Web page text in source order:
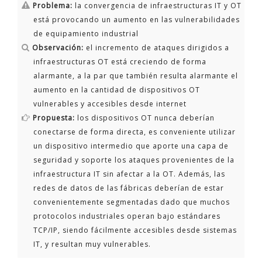
Problema: la convergencia de infraestructuras IT y OT
está provocando un aumento en las vulnerabilidades
de equipamiento industrial
Observación: el incremento de ataques dirigidos a
infraestructuras OT está creciendo de forma
alarmante, a la par que también resulta alarmante el
aumento en la cantidad de dispositivos OT
vulnerables y accesibles desde internet
Propuesta: los dispositivos OT nunca deberían
conectarse de forma directa, es conveniente utilizar
un dispositivo intermedio que aporte una capa de
seguridad y soporte los ataques provenientes de la
infraestructura IT sin afectar a la OT. Además, las
redes de datos de las fábricas deberían de estar
convenientemente segmentadas dado que muchos
protocolos industriales operan bajo estándares
TCP/IP, siendo fácilmente accesibles desde sistemas
IT, y resultan muy vulnerables.